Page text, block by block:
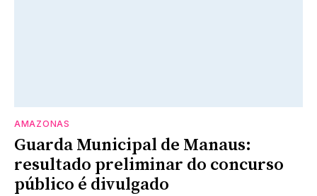
AMAZONAS
Guarda Municipal de Manaus:
resultado preliminar do concurso
público é divulgado